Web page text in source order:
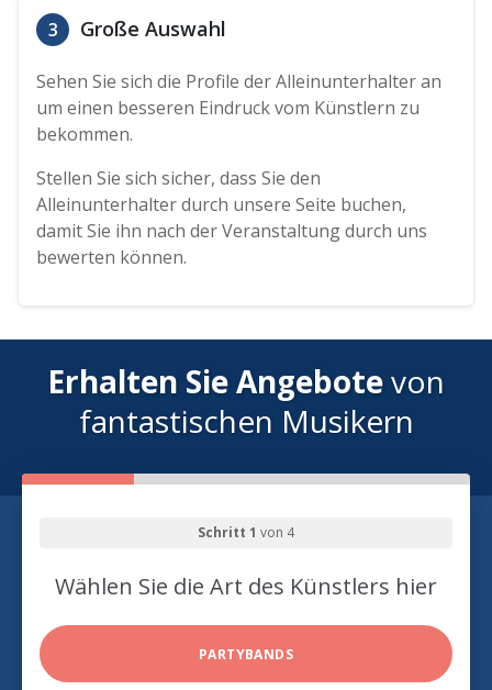
3 Große Auswahl
Sehen Sie sich die Profile der Alleinunterhalter an
um einen besseren Eindruck vom Künstlern zu
bekommen.
Stellen Sie sich sicher, dass Sie den
Alleinunterhalter durch unsere Seite buchen,
damit Sie ihn nach der Veranstaltung durch uns
bewerten können.
Erhalten Sie Angebotevon
fantastischen Musikern
Schritt 1 von 4
Wählen Sie die Art des Künstlers hier
PARTYBANDS